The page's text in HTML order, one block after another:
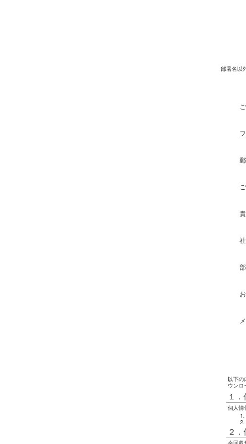
部署名以
以下の
ウンロ
１
個人情
２